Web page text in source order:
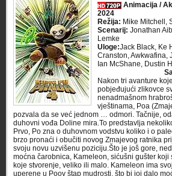
Animacija /
2024
Režija: Mike Mitchell,
Scenarij: Jonathan
Lemke
Uloge:Jack Black, Ke
Cranston, Awkwafina,
Ian McShane, Dustin
Nakon tri avanture
pobjeđujući zlikovce
nenadmašnom
vještinama, Poa
pozvala da se već jednom … odmori. Tačnije,
duhovni vođa Doline mira.To predstavlja
Prvo, Po zna o duhovnom vodstvu koliko i o
brzo pronaći i obučiti novog Zmajevog ratnika
svoju novu uzvišenu poziciju.Što je još gore,
moćna čarobnica, Kameleon, sićušni gušter
koje stvorenje, veliko ili malo. Kameleon ima
uperene u Poov štap mudrosti, što bi joj dalo